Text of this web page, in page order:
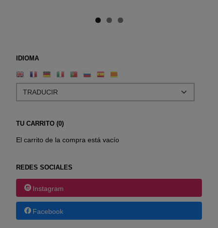
IDIOMA
TU CARRITO (0)
El carrito de la compra está vacío
REDES SOCIALES
Instagram
Facebook